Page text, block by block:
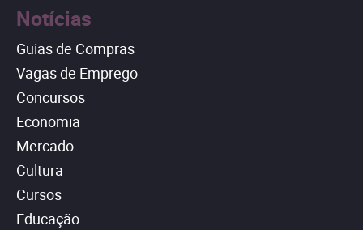
Notícias
Guias de Compras
Vagas de Emprego
Concursos
Economia
Mercado
Cultura
Cursos
Educação